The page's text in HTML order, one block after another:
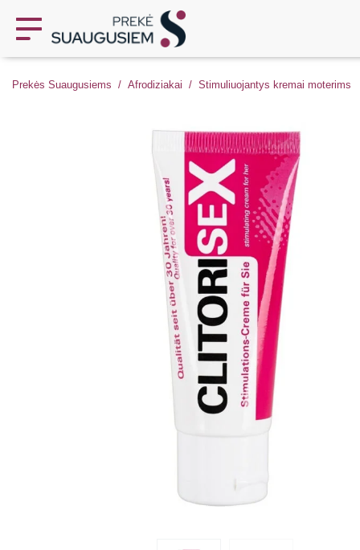
Prekės Suaugusiems Afrodiziakai Stimuliuojantys kremai moterims